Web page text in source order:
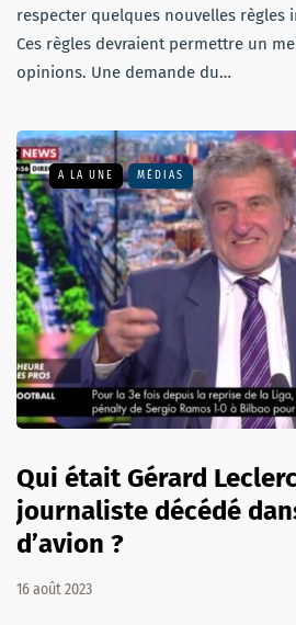
respecter quelques nouvelles règles
Ces règles devraient permettre un
opinions. Une demande du…
A LA UNE MÉDIAS
Qui était Gérard
journaliste décédé
d’avion ?
16 août 2023